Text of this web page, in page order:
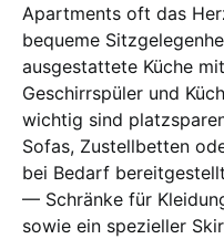
Apartments oft das
bequeme
ausgestattete Küche
Geschirrspüler und
wichtig sind
Sofas, Zustellbetten
bei Bedarf
— Schränke für
sowie ein spezieller